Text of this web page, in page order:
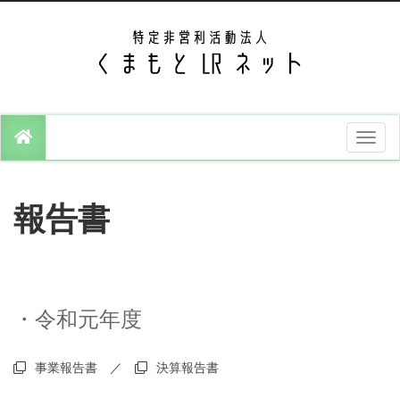
T
o
g
報告書
・令和元年度
事業報告書 ／ 決算報告書